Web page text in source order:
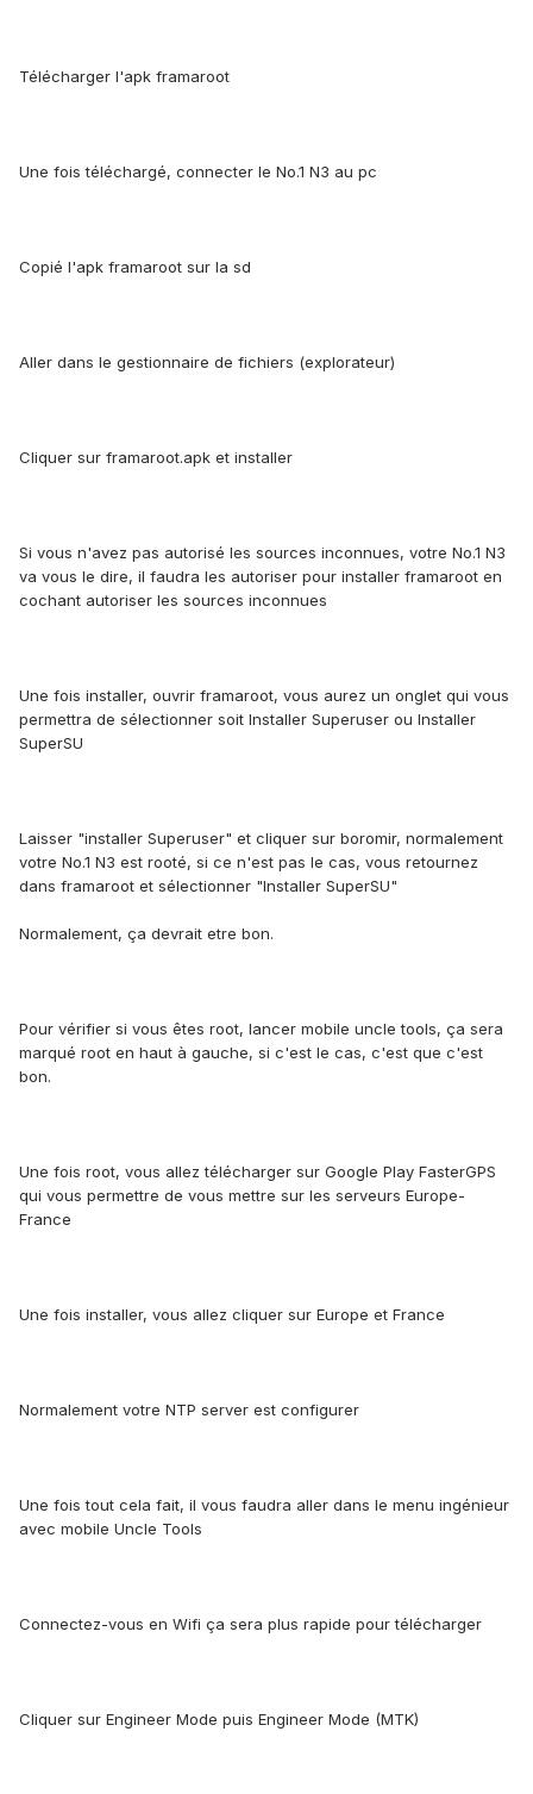
Télécharger l'apk framaroot
Une fois téléchargé, connecter le No.1 N3 au pc
Copié l'apk framaroot sur la sd
Aller dans le gestionnaire de fichiers (explorateur)
Cliquer sur framaroot.apk et installer
Si vous n'avez pas autorisé les sources inconnues, votre No.1 N3
va vous le dire, il faudra les autoriser pour installer framaroot en
cochant autoriser les sources inconnues
Une fois installer, ouvrir framaroot, vous aurez un onglet qui vous
permettra de sélectionner soit Installer Superuser ou Installer
SuperSU
Laisser "installer Superuser" et cliquer sur boromir, normalement
votre No.1 N3 est rooté, si ce n'est pas le cas, vous retournez
dans framaroot et sélectionner "Installer SuperSU"
Normalement, ça devrait etre bon.
Pour vérifier si vous êtes root, lancer mobile uncle tools, ça sera
marqué root en haut à gauche, si c'est le cas, c'est que c'est
bon.
Une fois root, vous allez télécharger sur Google Play FasterGPS
qui vous permettre de vous mettre sur les serveurs Europe-
France
Une fois installer, vous allez cliquer sur Europe et France
Normalement votre NTP server est configurer
Une fois tout cela fait, il vous faudra aller dans le menu ingénieur
avec mobile Uncle Tools
Connectez-vous en Wifi ça sera plus rapide pour télécharger
Cliquer sur Engineer Mode puis Engineer Mode (MTK)